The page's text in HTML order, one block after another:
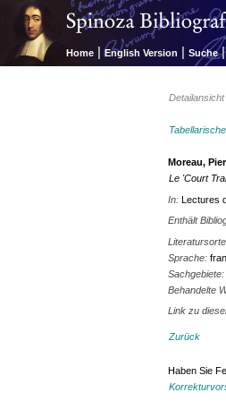
Home | English Version | Suche |
Moreau,
Le 'Court
In:Lectures
Enthält
Sprache:
Behandelte
Link zu
Zurück
Haben Sie